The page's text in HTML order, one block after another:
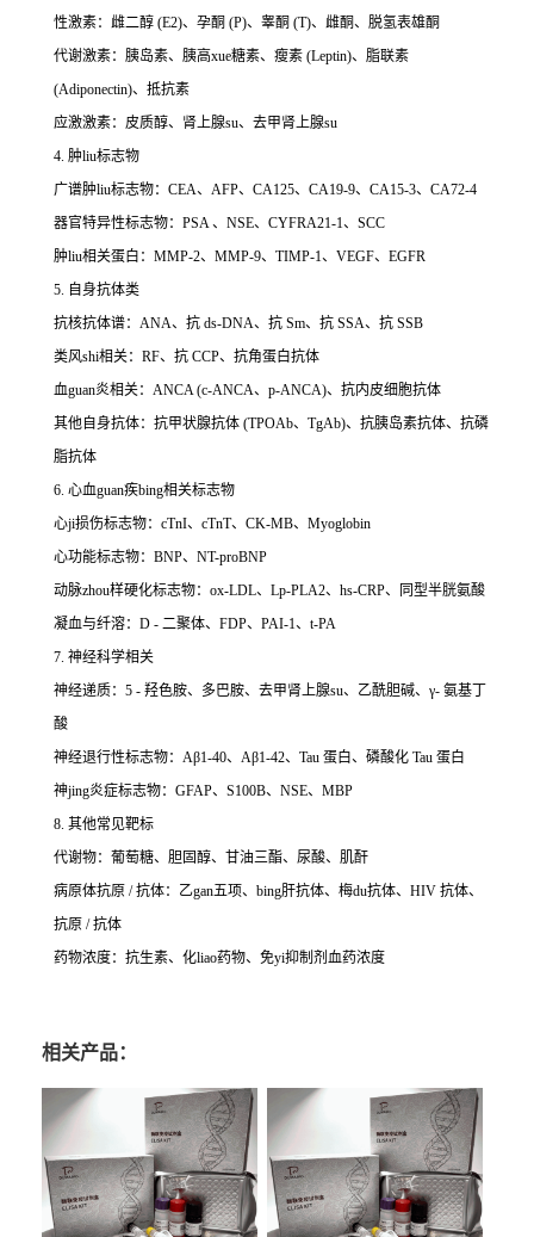
性激素：雌二醇 (E2)、孕酮 (P)、睾酮 (T)、雌酮、脱氢表雄酮
代谢激素：胰岛素、胰高xue糖素、瘦素 (Leptin)、脂联素
(Adiponectin)、抵抗素
应激激素：皮质醇、肾上腺su、去甲肾上腺su
4. 肿liu标志物
广谱肿liu标志物：CEA、AFP、CA125、CA19-9、CA15-3、CA72-4
器官特异性标志物：PSA 、NSE、CYFRA21-1、SCC
肿liu相关蛋白：MMP-2、MMP-9、TIMP-1、VEGF、EGFR
5. 自身抗体类
抗核抗体谱：ANA、抗 ds-DNA、抗 Sm、抗 SSA、抗 SSB
类风shi相关：RF、抗 CCP、抗角蛋白抗体
血guan炎相关：ANCA (c-ANCA、p-ANCA)、抗内皮细胞抗体
其他自身抗体：抗甲状腺抗体 (TPOAb、TgAb)、抗胰岛素抗体、抗磷
脂抗体
6. 心血guan疾bing相关标志物
心ji损伤标志物：cTnI、cTnT、CK-MB、Myoglobin
心功能标志物：BNP、NT-proBNP
动脉zhou样硬化标志物：ox-LDL、Lp-PLA2、hs-CRP、同型半胱氨酸
凝血与纤溶：D - 二聚体、FDP、PAI-1、t-PA
7. 神经科学相关
神经递质：5 - 羟色胺、多巴胺、去甲肾上腺su、乙酰胆碱、γ- 氨基丁
酸
神经退行性标志物：Aβ1-40、Aβ1-42、Tau 蛋白、磷酸化 Tau 蛋白
神jing炎症标志物：GFAP、S100B、NSE、MBP
8. 其他常见靶标
代谢物：葡萄糖、胆固醇、甘油三酯、尿酸、肌酐
病原体抗原 / 抗体：乙gan五项、bing肝抗体、梅du抗体、HIV 抗体、
抗原 / 抗体
药物浓度：抗生素、化liao药物、免yi抑制剂血药浓度
相关产品：